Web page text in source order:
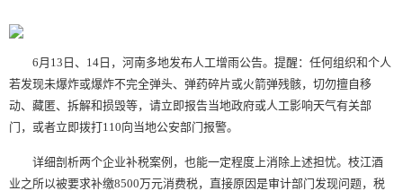
6月13日、14日，河南多地发布人工增雨公告。提醒：任何组织和个人
若发现未爆炸或爆炸不完全弹头、弹药碎片或火箭弹残骸，切勿擅自移
动、藏匿、拆解和损毁等，请立即报告当地政府或人工影响天气有关部
门，或者立即拨打110向当地公安部门报警。
详细剖析两个企业补税案例，也能一定程度上消除上述担忧。枝江酒
业之所以被要求补缴8500万元消费税，直接原因是审计部门发现问题，税